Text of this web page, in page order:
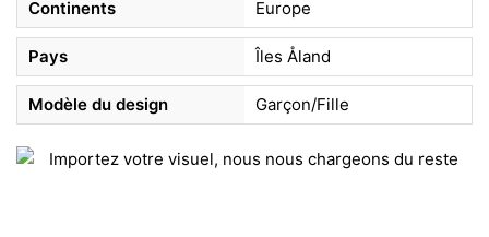
Continents Europe
Pays Îles Åland
Modèle du design Garçon/Fille